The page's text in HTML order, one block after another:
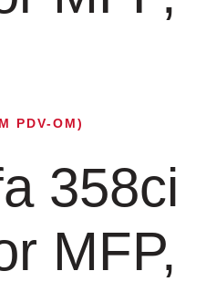
PDV-OM)
358ci
MFP,